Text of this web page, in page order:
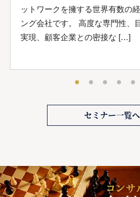
ットワークを擁する世界有数の
ング会社です。 高度な専門性、
実現、顧客企業との密接な […]
セミナー一覧へ